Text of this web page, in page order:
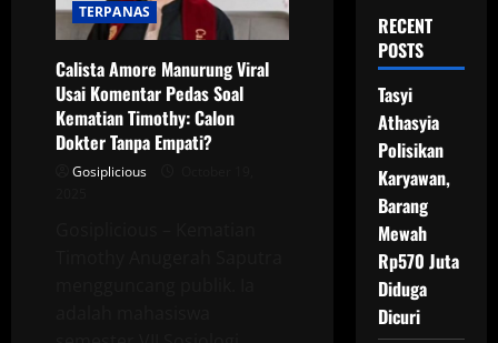
TERPANAS
Calista Amore Manurung Viral
Usai Komentar Pedas Soal
Kematian Timothy: Calon
Dokter Tanpa Empati?
Gosiplicious
RECENT
POSTS
Tasyi
Athasyia
Polisikan
Karyawan,
Barang
Mewah
Rp570 Juta
Diduga
Dicuri